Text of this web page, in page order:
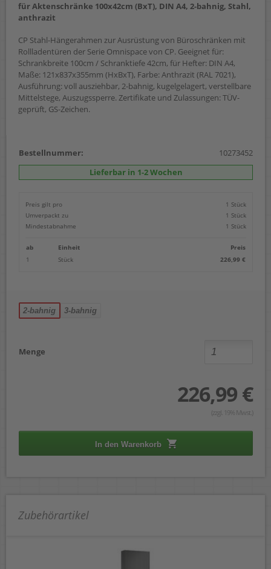
für Aktenschränke 100x42cm (BxT), DIN A4, 2-bahnig, Stahl,
anthrazit
CP Stahl-Hängerahmen zur Ausrüstung von Büroschränken mit
Rollladentüren der Serie Omnispace von CP. Geeignet für:
Schrankbreite 100cm / Schranktiefe 42cm, für Hefter: DIN A4,
Maße: 121x837x355mm (HxBxT), Farbe: Anthrazit (RAL 7021),
Ausführung: voll ausziehbar, 2-bahnig, kugelgelagert, verstellbare
Mittelstege, Auszugssperre. Zertifikate und Zulassungen: TÜV-
geprüft, GS-Zeichen.
Bestellnummer:
10273452
Lieferbar in 1-2 Wochen
Preis gilt pro
1 Stück
Umverpackt zu
1 Stück
Mindestabnahme
1 Stück
ab Einheit
Preis
1
Stück 226,99 €
2-bahnig 3-bahnig
Menge
226,99 €
(zzgl. 19% Mwst.)
In den Warenkorb
Zubehörartikel